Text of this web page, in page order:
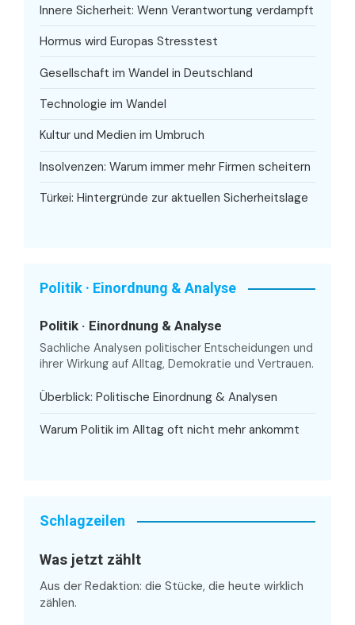
Innere Sicherheit: Wenn Verantwortung verdampft
Hormus wird Europas Stresstest
Gesellschaft im Wandel in Deutschland
Technologie im Wandel
Kultur und Medien im Umbruch
Insolvenzen: Warum immer mehr Firmen scheitern
Türkei: Hintergründe zur aktuellen Sicherheitslage
Politik · Einordnung & Analyse
Politik · Einordnung & Analyse
Sachliche Analysen politischer Entscheidungen und
ihrer Wirkung auf Alltag, Demokratie und Vertrauen.
Überblick: Politische Einordnung & Analysen
Warum Politik im Alltag oft nicht mehr ankommt
Schlagzeilen
Was jetzt zählt
Aus der Redaktion: die Stücke, die heute wirklich
zählen.